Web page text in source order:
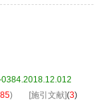
85) [施引文献](3)